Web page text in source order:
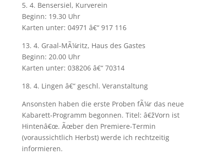
5. 4. Bensersiel, Kurverein
Beginn: 19.30 Uhr
Karten unter: 04971 â€“ 917 116
13. 4. Graal-MÃ¼ritz, Haus des Gastes
Beginn: 20.00 Uhr
Karten unter: 038206 â€“ 70314
18. 4. Lingen â€“ geschl. Veranstaltung
Ansonsten haben die erste Proben fÃ¼r das neue
Kabarett-Programm begonnen. Titel: â€žVorn ist
Hintenâ€œ. Ãœber den Premiere-Termin
(voraussichtlich Herbst) werde ich rechtzeitig
informieren.